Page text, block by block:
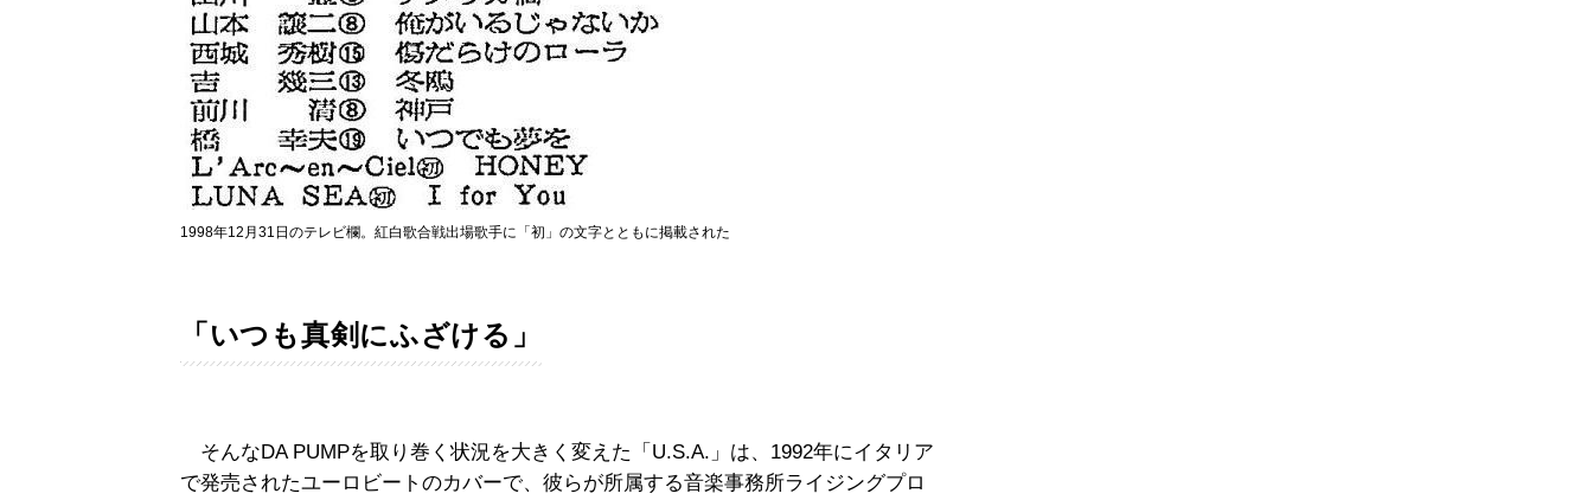
1998年12月31日のテレビ欄。紅白歌合戦出場歌手に「初」の文字とともに掲載された
「いつも真剣にふざける」
そんなDA PUMPを取り巻く状況を大きく変えた「U.S.A.」は、1992年にイタリア
で発売されたユーロビートのカバーで、彼らが所属する音楽事務所ライジングプロ